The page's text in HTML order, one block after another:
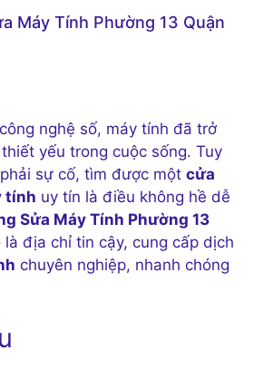
Máy Tính Phường 13 Quận
nghệ số, máy tính đã trở
yếu trong cuộc sống. Tuy
sự cố, tìm được một cửa
tính uy tín là điều không hề dễ
Sửa Máy Tính Phường 13
là địa chỉ tin cậy, cung cấp dịch
chuyên nghiệp, nhanh chóng